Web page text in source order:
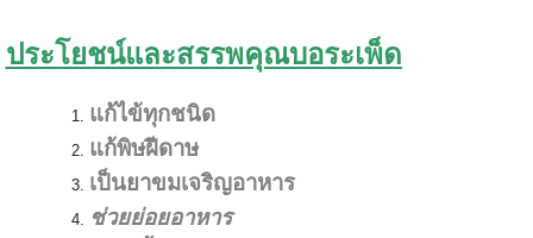
ประโยชน์และสรรพคุณบอระเพ็ด
แก้ไข้ทุกชนิด
แก้พิษฝีดาษ
เป็นยาขมเจริญอาหาร
ช่วยย่อยอาหาร